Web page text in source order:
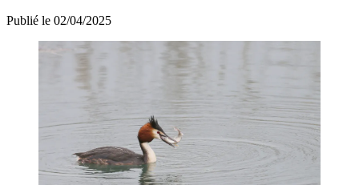
Publié le 02/04/2025